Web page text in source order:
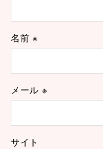
名前※
メール ※
サイト